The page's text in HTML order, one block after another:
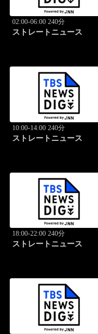
02:00-06:00 240分
ストレートニュース
10:00-14:00 240分
ストレートニュース
18:00-22:00 240分
ストレートニュース